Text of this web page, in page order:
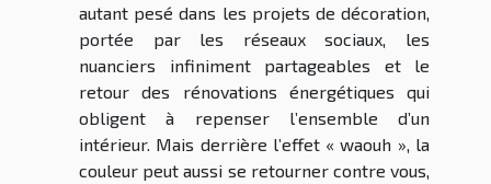
autant pesé dans les projets de décoration,
portée par les réseaux sociaux, les
nuanciers infiniment partageables et le
retour des rénovations énergétiques qui
obligent à repenser l’ensemble d’un
intérieur. Mais derrière l’effet « waouh », la
couleur peut aussi se retourner contre vous,